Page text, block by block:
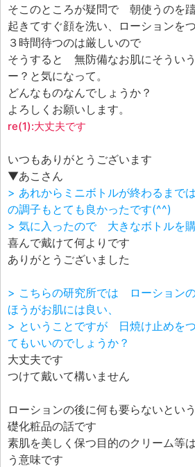
そこのところが疑問で 朝使うのを躊
起きてすぐ顔を洗い、ローションを
３時間待つのは厳しいので
そうすると 無防備なお肌にそうい
ー？と気になって。
どんなものなんでしょうか？
よろしくお願いします。
re(1):大丈夫です
いつもありがとうございます
▼あこさん
> あれからミニボトルが終わるまで
の調子もとても良かったです(^^)
> 気に入ったので 大きなボトルを
喜んで戴けて何よりです
ありがとうございました
> こちらの研究所では ローション
ほうがお肌には良い、
> ということですが 日焼け止めを
てもいいのでしょうか？
大丈夫です
つけて戴いて構いません
ローションの後に何も要らないとい
礎化粧品の話です
素肌を美しく保つ目的のクリーム等
う意味です